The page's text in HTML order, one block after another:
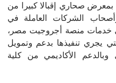
بمعرض صحاري إقبالا كبيرا من
الشركات العاملة في
خدمات منصة أجروجيت مصر،
يجري تنفيذها بدعم وتمويل
الأكاديمي من كلية